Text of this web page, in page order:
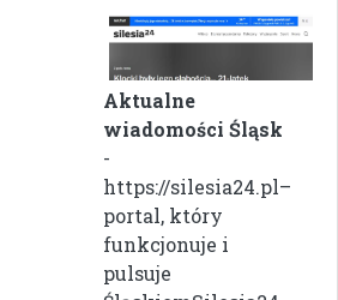
Aktualne
wiadomości Śląsk
-
https://silesia24.pl–
portal, który
funkcjonuje i
pulsuje